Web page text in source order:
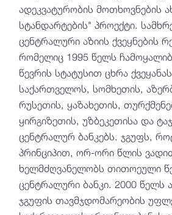
ადეკვატურობის მოთხოვნების
სტანდარტების" პროექტი.
ცენტრალური აზიის ქვეყნების
რომელიც 1995 წელს
წევრის სტატუსით ცხრა
საქართველოს, სომხეთის,
რუსეთის, ყაზახეთის,
ყირგიზეთის, უზბეკეთისა და
ცენტრალურ ბანკებს. ჯგუფს,
პრინციპით, ორ-ორი წლის
ხელმძღვანელობს თითოეული
ცენტრალური ბანკი. 2000 წელს
ჯგუფის თავმჯდომარეობის